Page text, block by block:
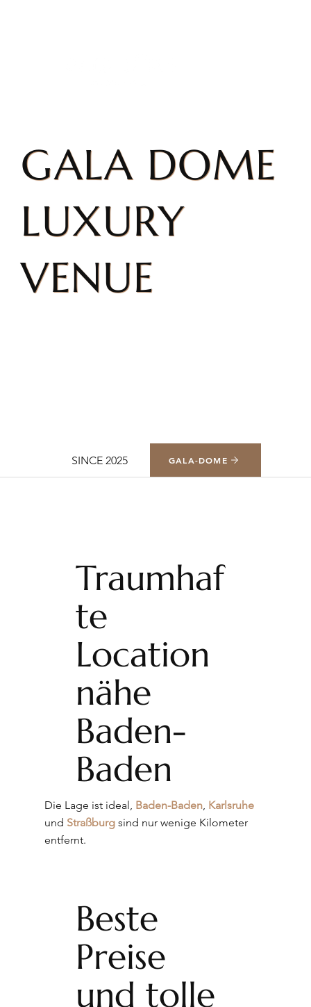
GALA DOME
LUXURY
VENUE
SINCE 2025 GALA-DOME
Traumhaf
te
Location
nähe
Baden-
Baden
Die Lage ist ideal, Baden-Baden, Karlsruhe
und Straßburg sind nur wenige Kilometer
entfernt.
Beste
Preise
und tolle